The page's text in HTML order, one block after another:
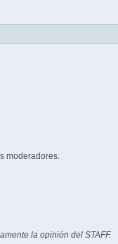
moderadores.
la opinión del STAFF.